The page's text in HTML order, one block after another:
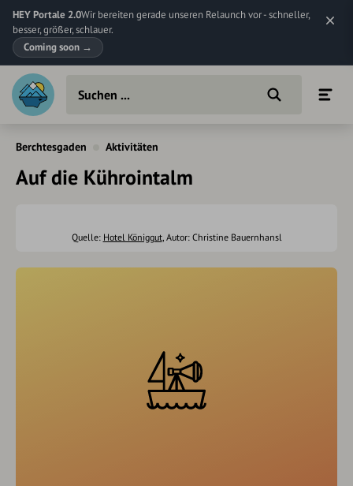
HEY Portale 2.0Wir bereiten gerade unseren Relaunch vor - schneller,
besser, größer, schlauer.
Coming soon →
Berchtesgaden Aktivitäten
Auf die Kührointalm
Quelle: Hotel Königgut, Autor: Christine Bauernhansl